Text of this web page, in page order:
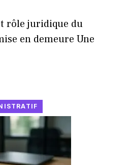
rôle juridique du
en demeure Une